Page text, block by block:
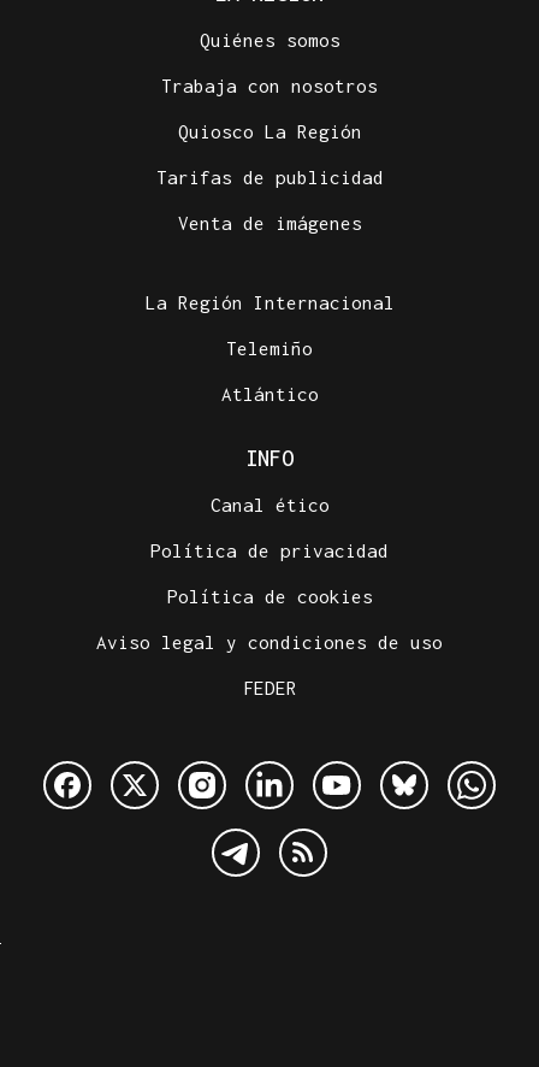
Quiénes somos
Trabaja con nosotros
Quiosco La Región
Tarifas de publicidad
Venta de imágenes
La Región Internacional
Telemiño
Atlántico
INFO
Canal ético
Política de privacidad
Política de cookies
Aviso legal y condiciones de uso
FEDER